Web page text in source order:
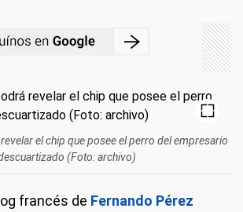
el chip que posee el perro del empresario
(Foto: archivo)
francés de Fernando Pérez